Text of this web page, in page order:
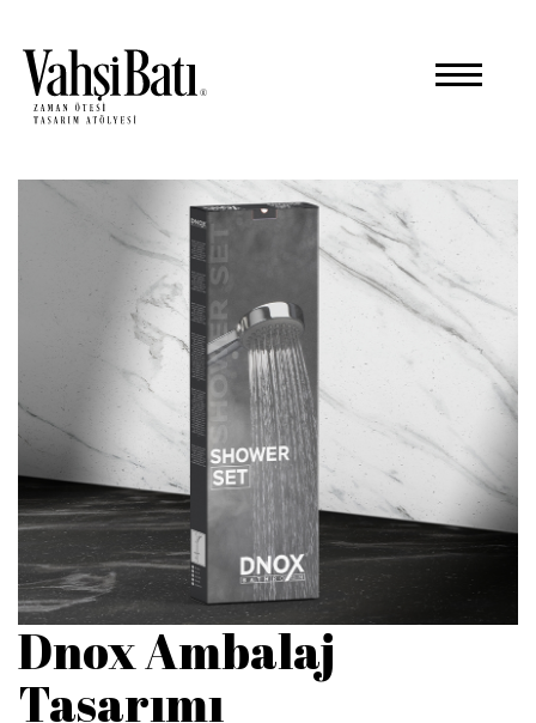
Dnox Ambalaj
Tasarımı